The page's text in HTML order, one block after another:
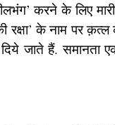
करने के लिए
के नाम पर क़त्ल
जाते हैं. समानता